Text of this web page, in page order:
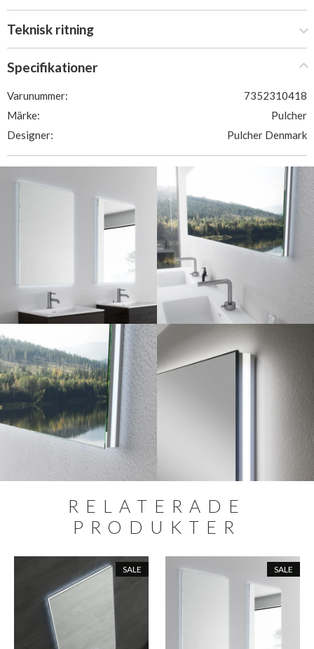
Teknisk ritning
Specifikationer
Varunummer:
7352310418
Märke:
Pulcher
Designer:
Pulcher Denmark
RELATERADE
PRODUKTER
SALE SALE